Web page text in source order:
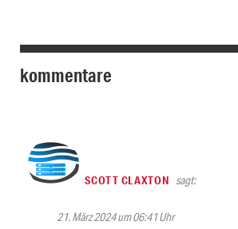
kommentare
SCOTT CLAXTON sagt:
21. März 2024 um 06:41 Uhr